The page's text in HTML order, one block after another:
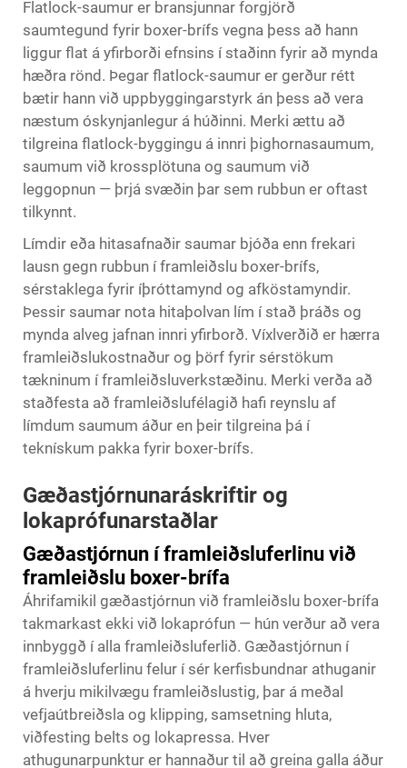
Flatlock-saumur er bransjunnar forgjörð
saumtegund fyrir boxer-brífs vegna þess að hann
liggur flat á yfirborði efnsins í staðinn fyrir að mynda
hæðra rönd. Þegar flatlock-saumur er gerður rétt
bætir hann við uppbyggingarstyrk án þess að vera
næstum óskynjanlegur á húðinni. Merki ættu að
tilgreina flatlock-byggingu á innri þighornasaumum,
saumum við krossplötuna og saumum við
leggopnun — þrjá svæðin þar sem rubbun er oftast
tilkynnt.
Límdir eða hitasafnaðir saumar bjóða enn frekari
lausn gegn rubbun í framleiðslu boxer-brífs,
sérstaklega fyrir íþróttamynd og afköstamyndir.
Þessir saumar nota hitaþolvan lím í stað þráðs og
mynda alveg jafnan innri yfirborð. Víxlverðið er hærra
framleiðslukostnaður og þörf fyrir sérstökum
tækninum í framleiðsluverkstæðinu. Merki verða að
staðfesta að framleiðslufélagið hafi reynslu af
límdum saumum áður en þeir tilgreina þá í
teknískum pakka fyrir boxer-brífs.
Gæðastjórnunaráskriftir og
lokaprófunarstaðlar
Gæðastjórnun í framleiðsluferlinu við
framleiðslu boxer-brífa
Áhrifamikil gæðastjórnun við framleiðslu boxer-brífa
takmarkast ekki við lokaprófun — hún verður að vera
innbyggð í alla framleiðsluferlið. Gæðastjórnun í
framleiðsluferlinu felur í sér kerfisbundnar athuganir
á hverju mikilvægu framleiðslustig, þar á meðal
vefjaútbreiðsla og klipping, samsetning hluta,
viðfesting belts og lokapressa. Hver
athugunarpunktur er hannaður til að greina galla áður